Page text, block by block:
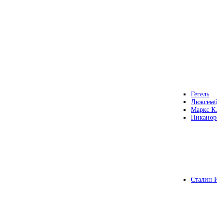
Гегель
Маркс К.
Сталин